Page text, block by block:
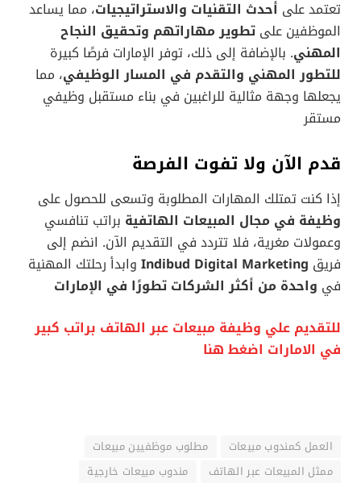
تعتمد على أحدث التقنيات والاستراتيجيات، مما يساعد
الموظفين على تطوير مهاراتهم وتحقيق النجاح
المهني. بالإضافة إلى ذلك، توفر الإمارات فرصًا كبيرة
للتطور المهني والتقدم في المسار الوظيفي، مما
يجعلها وجهة مثالية للراغبين في بناء مستقبل وظيفي
مستقر
قدم الآن ولا تفوت الفرصة
إذا كنت تمتلك المهارات المطلوبة وتسعى للحصول على
وظيفة في مجال المبيعات الهاتفية براتب تنافسي
وعمولات مغرية، فلا تتردد في التقديم الآن. انضم إلى
فريق Indibud Digital Marketing وابدأ رحلتك المهنية
في واحدة من أكثر الشركات تطورًا في الإمارات
للتقديم علي وظيفة مبيعات عبر الهاتف براتب كبير
في الامارات اضغط هنا
العمل كمندوب مبيعات
مطلوب موظفيين مبيعات
ممثل المبيعات عبر الهاتف
مندوب مبيعات خارجية